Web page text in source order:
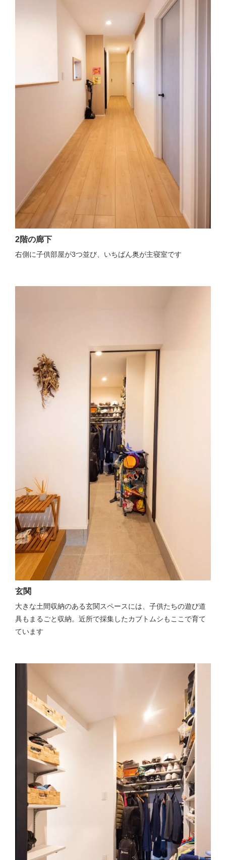
2階の廊下
右側に子供部屋が3つ並び、いちばん奥が主寝室です
玄関
大きな土間収納のある玄関スペースには、子供たちの遊び道
具もまるごと収納。近所で採集したカブトムシもここで育て
ています